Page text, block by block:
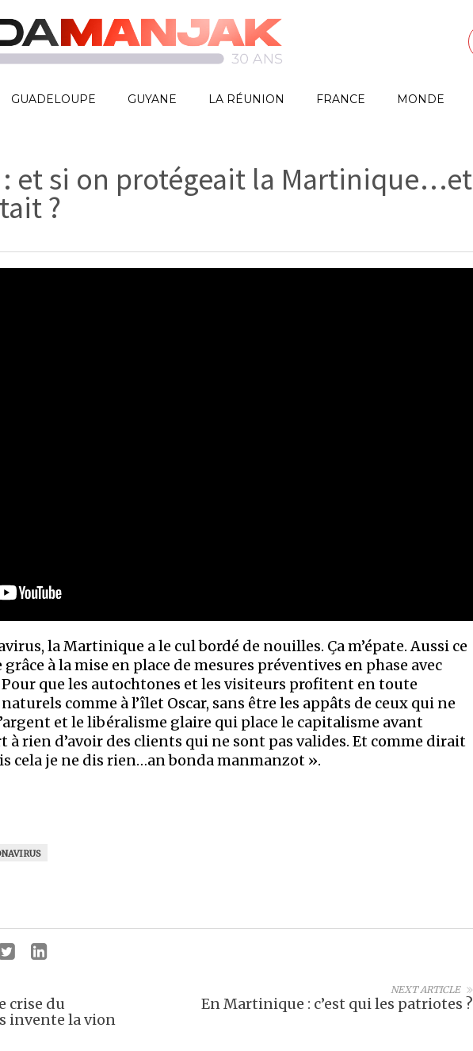
GUADELOUPE GUYANE LA RÉUNION FRANCE MONDE
et si on protégeait la Martinique…et
?
la Martinique a le cul bordé de nouilles. Ça m’épate. Aussi ce
à la mise en place de mesures préventives en phase avec
que les autochtones et les visiteurs profitent en toute
comme à l’îlet Oscar, sans être les appâts de ceux qui ne
et le libéralisme glaire qui place le capitalisme avant
à rien d’avoir des clients qui ne sont pas valides. Et comme dirait
cela je ne dis rien…an bonda manmanzot ».
NEXT ARTICLE
En Martinique : c’est qui les patriotes ?
crise du
invente la vion